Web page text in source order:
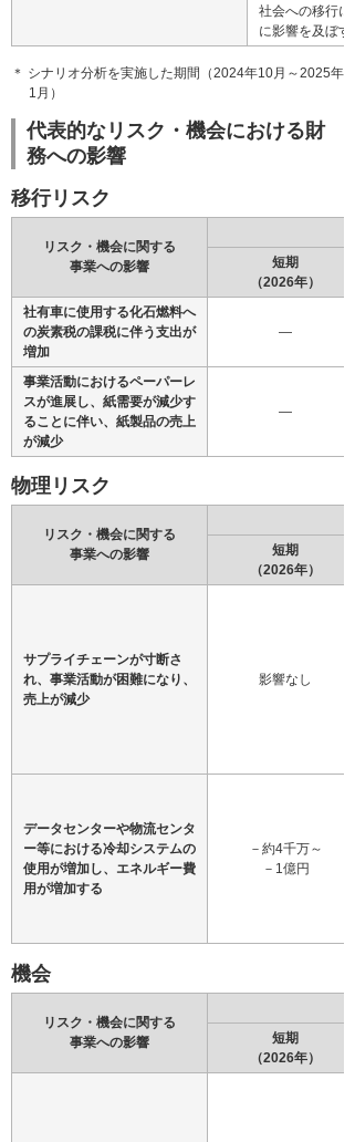
社会への移行
に影響を及ぼす
＊ シナリオ分析を実施した期間（2024年10月～2025年
1月）
代表的なリスク・機会における財
務への影響
移行リスク
リスク・機会に関する
事業への影響
短期
（2026年）
社有車に使用する化石燃料へ
の炭素税の課税に伴う支出が
増加
―
事業活動におけるペーパーレ
スが進展し、紙需要が減少す
ることに伴い、紙製品の売上
が減少
―
物理リスク
リスク・機会に関する
事業への影響
短期
（2026年）
サプライチェーンが寸断さ
れ、事業活動が困難になり、
売上が減少
影響なし
データセンターや物流センタ
ー等における冷却システムの
使用が増加し、エネルギー費
用が増加する
－約4千万～
－1億円
機会
リスク・機会に関する
事業への影響
短期
（2026年）